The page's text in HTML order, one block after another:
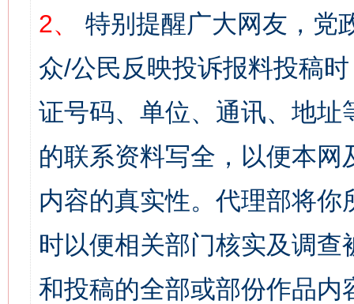
2、
特别提醒广大网友，党
众/公民反映投诉报料投稿
证号码、单位、通讯、地
的联系资料写全，以便本
内容的真实性。代理部将
时以便相关部门核实及调
和投稿的全部或部份作品